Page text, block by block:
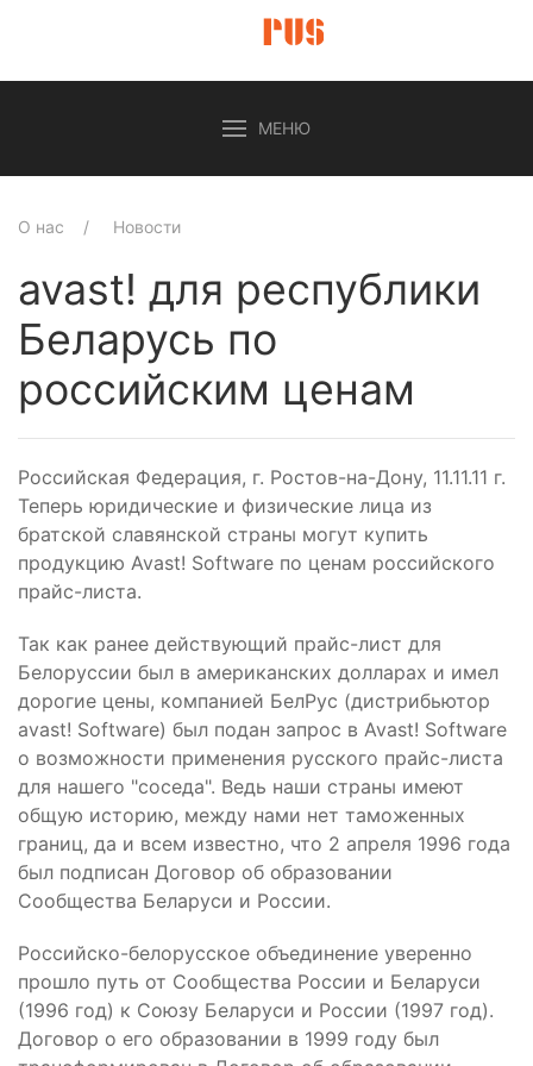
МЕНЮ
О нас Новости
avast! для республики
Беларусь по
российским ценам
Российская Федерация, г. Ростов-на-Дону, 11.11.11 г.
Теперь юридические и физические лица из
братской славянской страны могут купить
продукцию Avast! Software по ценам российского
прайс-листа.
Так как ранее действующий прайс-лист для
Белоруссии был в американских долларах и имел
дорогие цены, компанией БелРус (дистрибьютор
avast! Software) был подан запрос в Avast! Software
о возможности применения русского прайс-листа
для нашего "соседа". Ведь наши страны имеют
общую историю, между нами нет таможенных
границ, да и всем известно, что 2 апреля 1996 года
был подписан Договор об образовании
Сообщества Беларуси и России.
Российско-белорусское объединение уверенно
прошло путь от Сообщества России и Беларуси
(1996 год) к Союзу Беларуси и России (1997 год).
Договор о его образовании в 1999 году был